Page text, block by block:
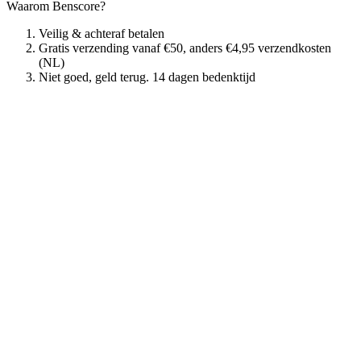
Waarom Benscore?
Veilig & achteraf betalen
Gratis verzending vanaf €50, anders €4,95 verzendkosten
(NL)
Niet goed, geld terug. 14 dagen bedenktijd